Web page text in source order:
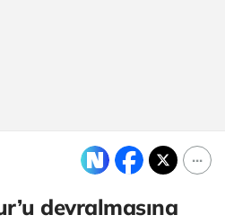
devralmasına